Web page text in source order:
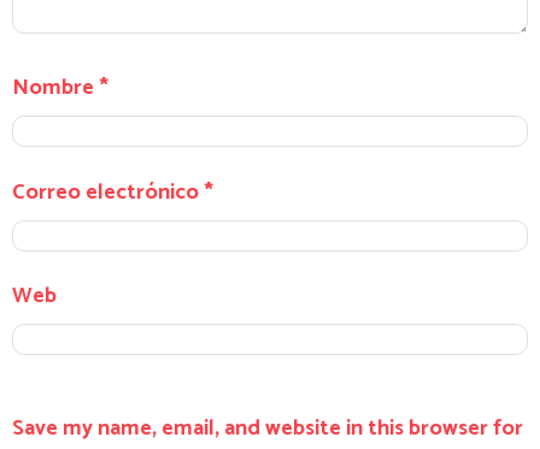
Nombre*
Correo electrónico*
Web
Save my name, email, and website in this browser for